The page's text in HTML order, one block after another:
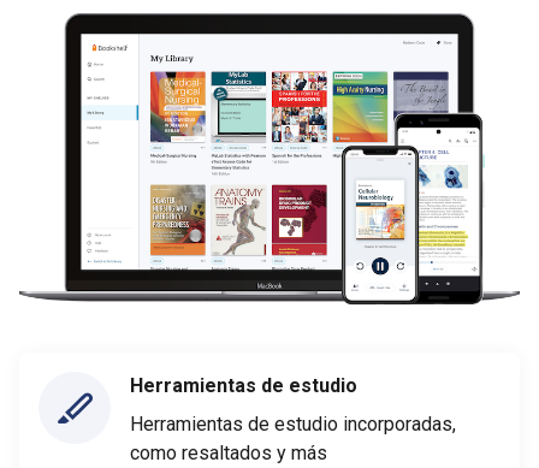
Herramientas de estudio
Herramientas de estudio incorporadas,
como resaltados y más